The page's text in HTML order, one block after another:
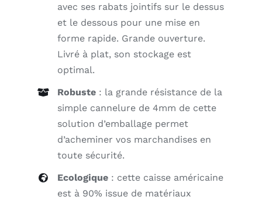
avec ses rabats jointifs sur le dessus
et le dessous pour une mise en
forme rapide. Grande ouverture.
Livré à plat, son stockage est
optimal.
Robuste : la grande résistance de la
simple cannelure de 4mm de cette
solution d’emballage permet
d’acheminer vos marchandises en
toute sécurité.
Ecologique : cette caisse américaine
est à 90% issue de matériaux